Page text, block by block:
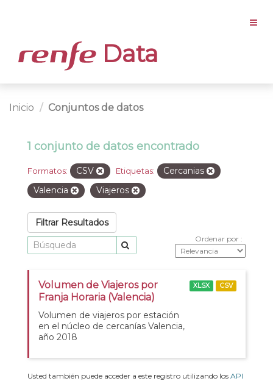
Data
Inicio Conjuntos de datos
1 conjunto de datos encontrado
Formatos: CSV Etiquetas:
Cercanias
Valencia
Viajeros
Filtrar Resultados
Ordenar por
Volumen de Viajeros por
Franja Horaria (Valencia)
Volumen de viajeros por estación
en el núcleo de cercanías Valencia,
año 2018
XLSX CSV
Usted también puede acceder a este registro utilizando los API